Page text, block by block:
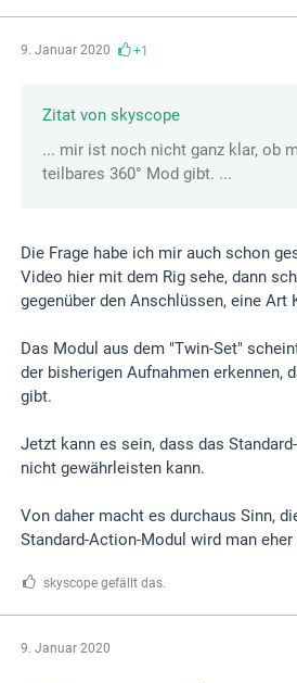
9. Januar 2020 +1
Zitat von skyscope
... mir ist noch nicht ganz klar, ob
teilbares 360° Mod gibt. ...
Die Frage habe ich mir auch schon
Video hier mit dem Rig sehe, dann
gegenüber den Anschlüssen, eine
Das Modul aus dem "Twin-Set"
der bisherigen Aufnahmen erkennen,
gibt.
Jetzt kann es sein, dass das
nicht gewährleisten kann.
Von daher macht es durchaus Sinn,
Standard-Action-Modul wird man
skyscope gefällt das.
9. Januar 2020